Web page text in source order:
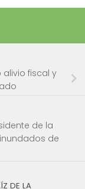
fiscal y
de la
de
DE LA